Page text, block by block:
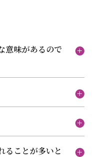
意味があるので
ることが多いと